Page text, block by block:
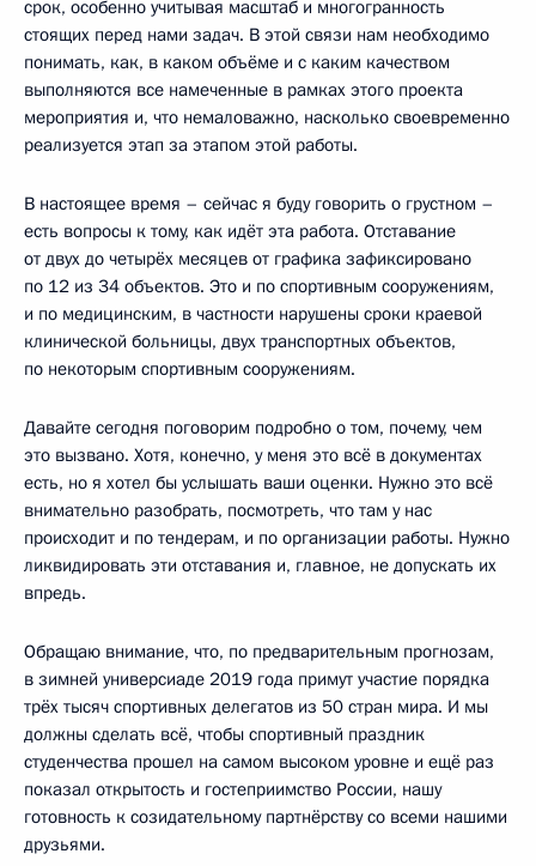
срок, особенно учитывая масштаб и многогранность
стоящих перед нами задач. В этой связи нам необходимо
понимать, как, в каком объёме и с каким качеством
выполняются все намеченные в рамках этого проекта
мероприятия и, что немаловажно, насколько своевременно
реализуется этап за этапом этой работы.
В настоящее время – сейчас я буду говорить о грустном –
есть вопросы к тому, как идёт эта работа. Отставание
от двух до четырёх месяцев от графика зафиксировано
по 12 из 34 объектов. Это и по спортивным сооружениям,
и по медицинским, в частности нарушены сроки краевой
клинической больницы, двух транспортных объектов,
по некоторым спортивным сооружениям.
Давайте сегодня поговорим подробно о том, почему, чем
это вызвано. Хотя, конечно, у меня это всё в документах
есть, но я хотел бы услышать ваши оценки. Нужно это всё
внимательно разобрать, посмотреть, что там у нас
происходит и по тендерам, и по организации работы. Нужно
ликвидировать эти отставания и, главное, не допускать их
впредь.
Обращаю внимание, что, по предварительным прогнозам,
в зимней универсиаде 2019 года примут участие порядка
трёх тысяч спортивных делегатов из 50 стран мира. И мы
должны сделать всё, чтобы спортивный праздник
студенчества прошел на самом высоком уровне и ещё раз
показал открытость и гостеприимство России, нашу
готовность к созидательному партнёрству со всеми нашими
друзьями.